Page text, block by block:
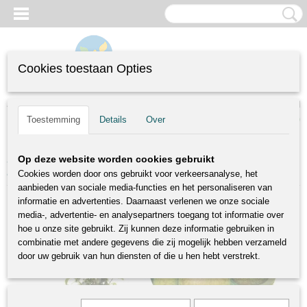
Inloggen
(0)
Home>Fruitbomen> Laagstambomen>Pyrus communis Concorde |
handpeer | Ø 24 cm
Cookies toestaan Opties
Toestemming Details Over
Op deze website worden cookies gebruikt
Cookies worden door ons gebruikt voor verkeersanalyse, het
aanbieden van sociale media-functies en het personaliseren van
informatie en advertenties. Daarnaast verlenen we onze sociale
media-, advertentie- en analysepartners toegang tot informatie over
hoe u onze site gebruikt. Zij kunnen deze informatie gebruiken in
combinatie met andere gegevens die zij mogelijk hebben verzameld
door uw gebruik van hun diensten of die u hen hebt verstrekt.